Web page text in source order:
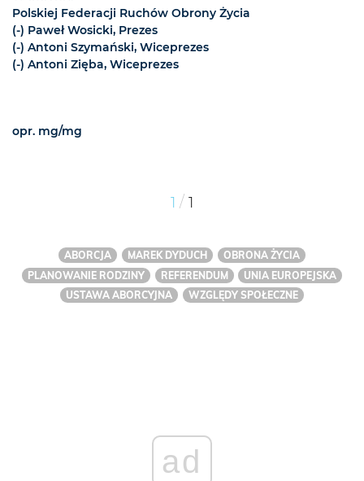
Polskiej Federacji Ruchów Obrony Życia
(-) Paweł Wosicki, Prezes
(-) Antoni Szymański, Wiceprezes
(-) Antoni Zięba, Wiceprezes
opr. mg/mg
1 / 1
ABORCJA MAREK DYDUCH
OBRONA ŻYCIA
PLANOWANIE RODZINY
REFERENDUM
UNIA EUROPEJSKA
USTAWA ABORCYJNA
WZGLĘDY SPOŁECZNE
ad